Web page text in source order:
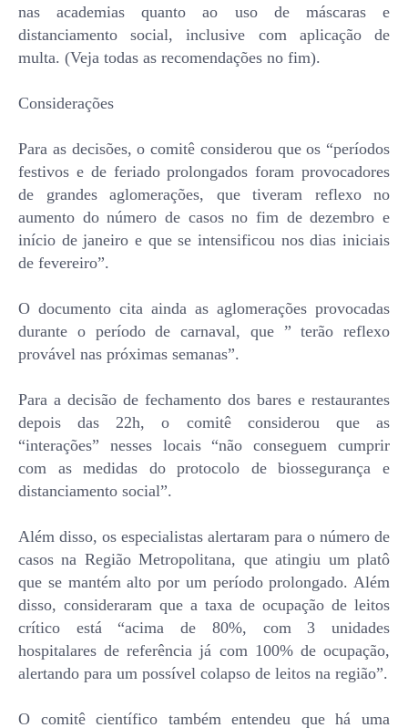
nas academias quanto ao uso de máscaras e
distanciamento social, inclusive com aplicação de
multa. (Veja todas as recomendações no fim).
Considerações
Para as decisões, o comitê considerou que os “períodos
festivos e de feriado prolongados foram provocadores
de grandes aglomerações, que tiveram reflexo no
aumento do número de casos no fim de dezembro e
início de janeiro e que se intensificou nos dias iniciais
de fevereiro”.
O documento cita ainda as aglomerações provocadas
durante o período de carnaval, que ” terão reflexo
provável nas próximas semanas”.
Para a decisão de fechamento dos bares e restaurantes
depois das 22h, o comitê considerou que as
“interações” nesses locais “não conseguem cumprir
com as medidas do protocolo de biossegurança e
distanciamento social”.
Além disso, os especialistas alertaram para o número de
casos na Região Metropolitana, que atingiu um platô
que se mantém alto por um período prolongado. Além
disso, consideraram que a taxa de ocupação de leitos
crítico está “acima de 80%, com 3 unidades
hospitalares de referência já com 100% de ocupação,
alertando para um possível colapso de leitos na região”.
O comitê científico também entendeu que há uma